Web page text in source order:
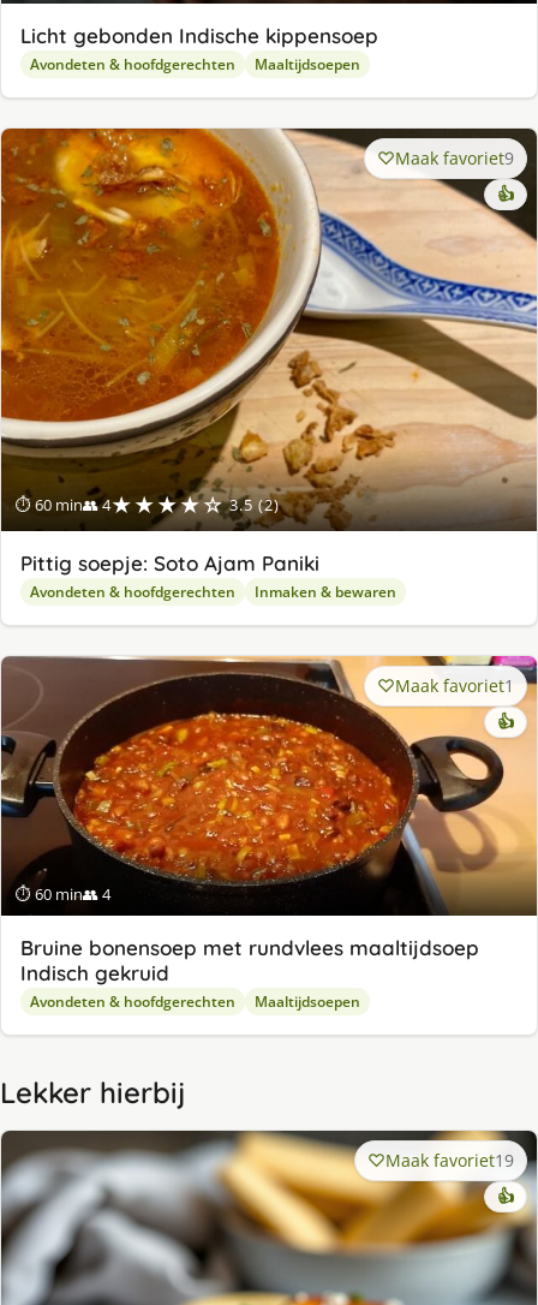
Licht gebonden Indische kippensoep
Avondeten & hoofdgerechten Maaltijdsoepen
⏱ 60 min👥 4★★★★☆ 3.5 (2)
Maak favoriet9
👍
Pittig soepje: Soto Ajam Paniki
Avondeten & hoofdgerechten Inmaken & bewaren
⏱ 60 min👥 4
Maak favoriet1
👍
Bruine bonensoep met rundvlees maaltijdsoep
Indisch gekruid
Avondeten & hoofdgerechten Maaltijdsoepen
Lekker hierbij
Maak favoriet19
👍